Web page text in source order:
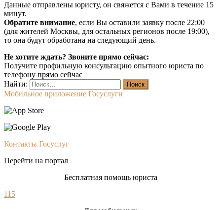
Данные отправлены юристу, он свяжется с Вами в течение 15
минут.
Обратите внимание, если Вы оставили заявку после 22:00
(для жителей Москвы, для остальных регионов после 19:00),
то она будут обработана на следующий день.
Не хотите ждать? Звоните прямо сейчас:
Получите профильную консультацию опытного юриста по
телефону прямо сейчас
Найти:
Мобильное приложение Госуслуги
Контакты Госуслуг
Перейти на портал
Бесплатная помощь юриста
115